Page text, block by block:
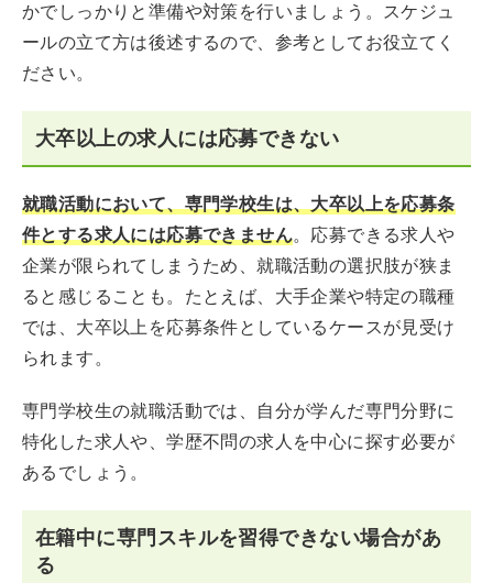
かでしっかりと準備や対策を行いましょう。スケジュ
ールの立て方は後述するので、参考としてお役立てく
ださい。
大卒以上の求人には応募できない
就職活動において、専門学校生は、大卒以上を応募条
件とする求人には応募できません。応募できる求人や
企業が限られてしまうため、就職活動の選択肢が狭ま
ると感じることも。たとえば、大手企業や特定の職種
では、大卒以上を応募条件としているケースが見受け
られます。
専門学校生の就職活動では、自分が学んだ専門分野に
特化した求人や、学歴不問の求人を中心に探す必要が
あるでしょう。
在籍中に専門スキルを習得できない場合があ
る